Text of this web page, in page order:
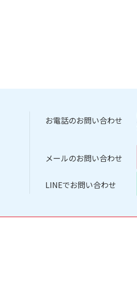
お電話のお問い合わせ
メールのお問い合わせ
LINEでお問い合わせ